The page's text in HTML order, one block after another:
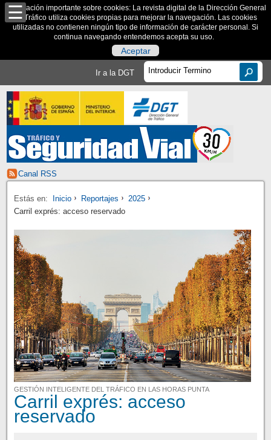
Información importante sobre cookies: La revista digital de la Dirección General
de Tráfico utiliza cookies propias para mejorar la navegación. Las cookies
utilizadas no contienen ningún tipo de información de carácter personal. Si
continua navegando entendemos acepta su uso.
Aceptar
Ir a la DGT
Canal RSS
Estás en: Inicio Reportajes
2025
Carril exprés: acceso reservado
GESTIÓN INTELIGENTE DEL TRÁFICO EN LAS HORAS PUNTA
Carril exprés: acceso
reservado